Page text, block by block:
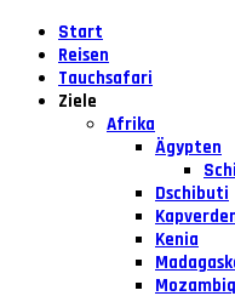
Start
Reisen
Tauchsafari
Ziele
Afrika
Ägypten
Dschibuti
Kenia